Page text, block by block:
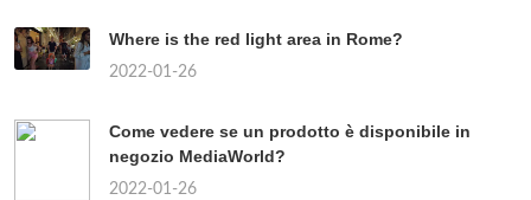
Where is the red light area in Rome?
2022-01-26
Come vedere se un prodotto è disponibile in
negozio MediaWorld?
2022-01-26